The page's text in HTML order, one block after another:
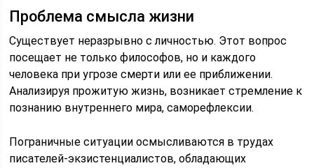
Проблема смысла жизни
Существует неразрывно с личностью. Этот вопрос
посещает не только философов, но и каждого
человека при угрозе смерти или ее приближении.
Анализируя прожитую жизнь, возникает стремление к
познанию внутреннего мира, саморефлексии.
Пограничные ситуации осмысливаются в трудах
писателей-экзистенциалистов, обладающих